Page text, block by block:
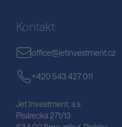
Kontakt
office@jetinvestment.cz
+420 543 427 011
Jet Investment, a.s.
Pisárecká 271/13